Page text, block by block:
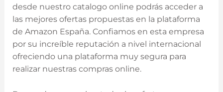
desde nuestro catalogo online podrás acceder a
las mejores ofertas propuestas en la plataforma
de Amazon España. Confiamos en esta empresa
por su increíble reputación a nivel internacional
ofreciendo una plataforma muy segura para
realizar nuestras compras online.